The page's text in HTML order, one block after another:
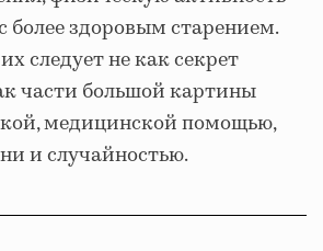
более здоровым старением.
следует не как секрет
части большой картины
медицинской помощью,
и случайностью.